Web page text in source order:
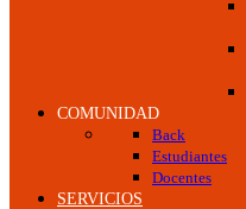
COMUNIDAD
Back
Estudiantes
Docentes
SERVICIOS